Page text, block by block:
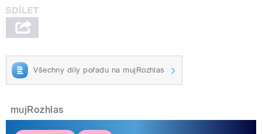
Všechny díly pořadu na mujRozhlas
mujRozhlas